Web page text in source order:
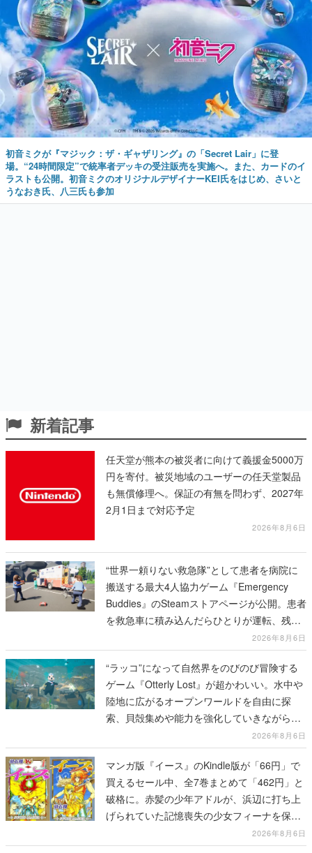
初音ミクが『マジック：ザ・ギャザリング』の「Secret Lair」に登
場。“24時間限定”で統率者デッキの受注販売を実施へ。また、カードのイ
ラストも公開。初音ミクのオリジナルデザイナーKEI氏をはじめ、さいと
うなおき氏、八三氏も参加
新着記事
任天堂が熊本の被災者に向けて義援金5000万
円を寄付。被災地域のユーザーの任天堂製品
も無償修理へ。保証の有無を問わず、2027年
2月1日まで対応予定
2026年8月6日
“世界一頼りない救急隊”として患者を病院に
搬送する最大4人協力ゲーム『Emergency
Buddies』のSteamストアページが公開。患者
を救急車に積み込んだらひとりが運転、残り
2026年8月6日
“ラッコ”になって自然界をのびのび冒険する
ゲーム『Otterly Lost』が超かわいい。水中や
陸地に広がるオープンワールドを自由に探
索、貝殻集めや能力を強化していきながら、
2026年8月6日
マンガ版『イース』のKindle版が「66円」で
買えるセール中、全7巻まとめて「462円」と
破格に。赤髪の少年アドルが、浜辺に打ち上
げられていた記憶喪失の少女フィーナを保護
2026年8月6日